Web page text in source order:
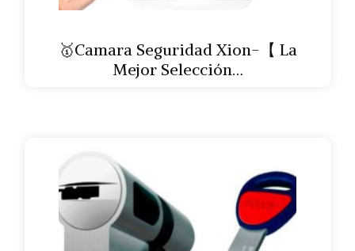
🥇Camara Seguridad Xion-【 La
Mejor Selección…